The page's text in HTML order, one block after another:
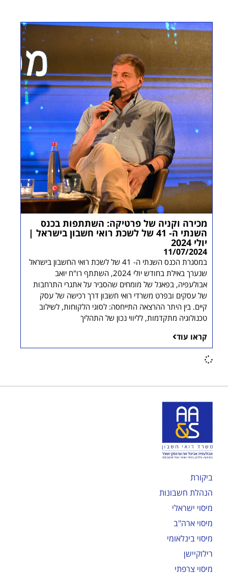
מכירה וקניה של פרטיקה: השתתפות בכנס
השנתי ה- 41 של לשכת רואי חשבון בישראל |
יולי 2024
11/07/2024
במסגרת הכנס השנתי ה- 41 של לשכת רואי החשבון בישראל
שנערך באילת בחודש יולי 2024, השתתף רו"ח יואב
אבולעפיה, בפאנל של מומחים שהסביר על אתגרי התרחבות
של עסקים ובפרט משרדי רואי חשבון דרך רכישה של עסק
קיים. בין היתר ההרצאה התייחסה: לסוגי הלקוחות, לשילוב
טכנולוגיה מתקדמות, לליווי נכון של התהליך
קראו עוד
ביקורת
הנהלת חשבונות
מיסוי ישראלי
מיסוי ארה"ב
מיסוי בינלאומי
רילוקיישן
מיסוי צרפתי